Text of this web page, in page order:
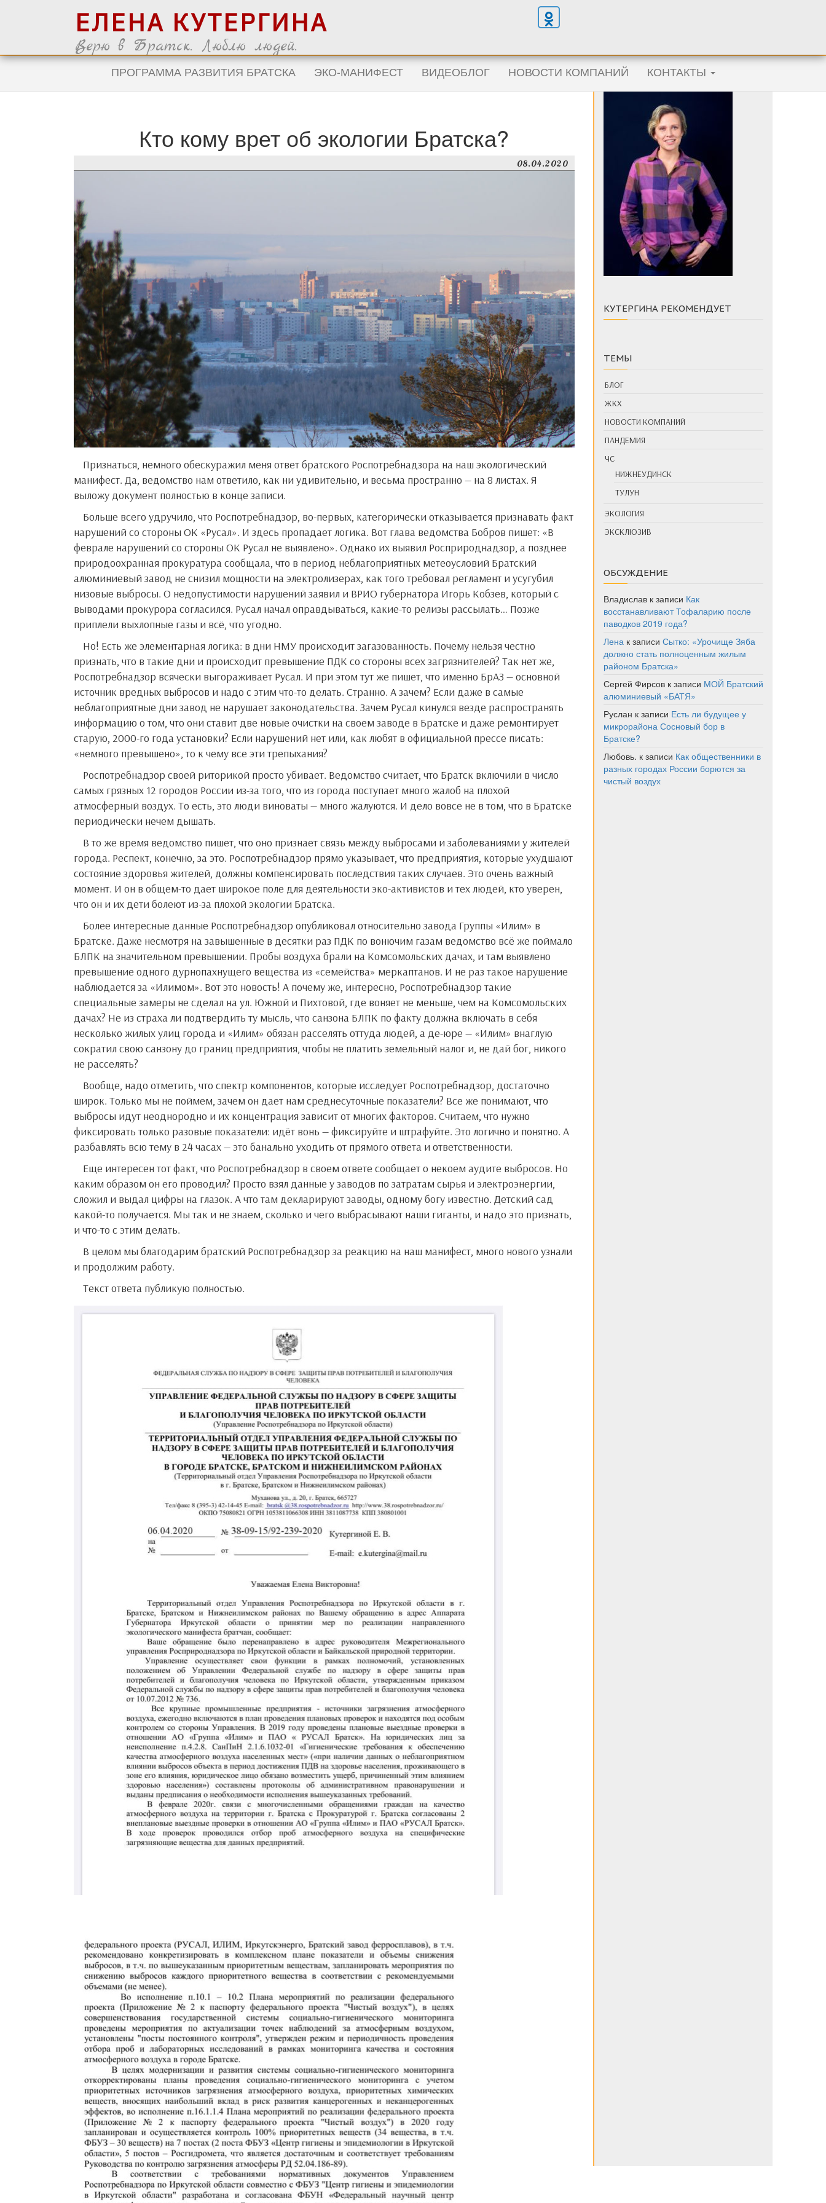
ЕЛЕНА КУТЕРГИНА
Верю в Братск. Люблю людей.
ПРОГРАММА РАЗВИТИЯ БРАТСКА ЭКО-МАНИФЕСТ ВИДЕОБЛОГ НОВОСТИ КОМПАНИЙ КОНТАКТЫ
Кто кому врет об экологии Братска?
08.04.2020
Признаться, немного обескуражил меня ответ братского Роспотребнадзора на наш экологический
манифест. Да, ведомство нам ответило, как ни удивительно, и весьма пространно — на 8 листах. Я
выложу документ полностью в конце записи.
Больше всего удручило, что Роспотребнадзор, во-первых, категорически отказывается признавать факт
нарушений со стороны ОК «Русал». И здесь пропадает логика. Вот глава ведомства Бобров пишет: «В
феврале нарушений со стороны ОК Русал не выявлено». Однако их выявил Росприроднадзор, а позднее
природоохранная прокуратура сообщала, что в период неблагоприятных метеоусловий Братский
алюминиевый завод не снизил мощности на электролизерах, как того требовал регламент и усугубил
низовые выбросы. О недопустимости нарушений заявил и ВРИО губернатора Игорь Кобзев, который с
выводами прокурора согласился. Русал начал оправдываться, какие-то релизы рассылать… Позже
приплели выхлопные газы и всё, что угодно.
Но! Есть же элементарная логика: в дни НМУ происходит загазованность. Почему нельзя честно
признать, что в такие дни и происходит превышение ПДК со стороны всех загрязнителей? Так нет же,
Роспотребнадзор всячески выгораживает Русал. И при этом тут же пишет, что именно БрАЗ — основной
источник вредных выбросов и надо с этим что-то делать. Странно. А зачем? Если даже в самые
неблагоприятные дни завод не нарушает законодательства. Зачем Русал кинулся везде распространять
информацию о том, что они ставит две новые очистки на своем заводе в Братске и даже ремонтирует
старую, 2000-го года установки? Если нарушений нет или, как любят в официальной прессе писать:
«немного превышено», то к чему все эти трепыхания?
Роспотребнадзор своей риторикой просто убивает. Ведомство считает, что Братск включили в число
самых грязных 12 городов России из-за того, что из города поступает много жалоб на плохой
атмосферный воздух. То есть, это люди виноваты — много жалуются. И дело вовсе не в том, что в Братске
периодически нечем дышать.
В то же время ведомство пишет, что оно признает связь между выбросами и заболеваниями у жителей
города. Респект, конечно, за это. Роспотребнадзор прямо указывает, что предприятия, которые ухудшают
состояние здоровья жителей, должны компенсировать последствия таких случаев. Это очень важный
момент. И он в общем-то дает широкое поле для деятельности эко-активистов и тех людей, кто уверен,
что он и их дети болеют из-за плохой экологии Братска.
Более интересные данные Роспотребнадзор опубликовал относительно завода Группы «Илим» в
Братске. Даже несмотря на завышенные в десятки раз ПДК по вонючим газам ведомство всё же поймало
БЛПК на значительном превышении. Пробы воздуха брали на Комсомольских дачах, и там выявлено
превышение одного дурнопахнущего вещества из «семейства» меркаптанов. И не раз такое нарушение
наблюдается за «Илимом». Вот это новость! А почему же, интересно, Роспотребнадзор такие
специальные замеры не сделал на ул. Южной и Пихтовой, где воняет не меньше, чем на Комсомольских
дачах? Не из страха ли подтвердить ту мысль, что санзона БЛПК по факту должна включать в себя
несколько жилых улиц города и «Илим» обязан расселять оттуда людей, а де-юре — «Илим» внаглую
сократил свою санзону до границ предприятия, чтобы не платить земельный налог и, не дай бог, никого
не расселять?
Вообще, надо отметить, что спектр компонентов, которые исследует Роспотребнадзор, достаточно
широк. Только мы не поймем, зачем он дает нам среднесуточные показатели? Все же понимают, что
выбросы идут неоднородно и их концентрация зависит от многих факторов. Считаем, что нужно
фиксировать только разовые показатели: идёт вонь — фиксируйте и штрафуйте. Это логично и понятно. А
разбавлять всю тему в 24 часах — это банально уходить от прямого ответа и ответственности.
Еще интересен тот факт, что Роспотребнадзор в своем ответе сообщает о некоем аудите выбросов. Но
каким образом он его проводил? Просто взял данные у заводов по затратам сырья и электроэнергии,
сложил и выдал цифры на глазок. А что там декларируют заводы, одному богу известно. Детский сад
какой-то получается. Мы так и не знаем, сколько и чего выбрасывают наши гиганты, и надо это признать,
и что-то с этим делать.
В целом мы благодарим братский Роспотребнадзор за реакцию на наш манифест, много нового узнали
и продолжим работу.
Текст ответа публикую полностью.
КУТЕРГИНА РЕКОМЕНДУЕТ
ТЕМЫ
БЛОГ
ЖКХ
НОВОСТИ КОМПАНИЙ
ПАНДЕМИЯ
ЧС
НИЖНЕУДИНСК
ТУЛУН
ЭКОЛОГИЯ
ЭКСКЛЮЗИВ
ОБСУЖДЕНИЕ
Владиславк записи Как
восстанавливают Тофаларию после
паводков 2019 года?
Ленак записи Сытко: «Урочище Зяба
должно стать полноценным жилым
районом Братска»
Сергей Фирсовк записи МОЙ Братский
алюминиевый «БАТЯ»
Руслан к записи Есть ли будущее у
микрорайона Сосновый бор в
Братске?
Любовь. к записи Как общественники в
разных городах России борются за
чистый воздух